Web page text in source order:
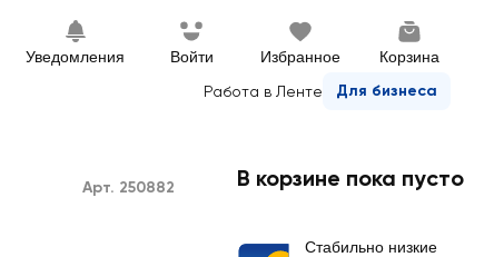
Уведомления Войти Избранное Корзина
Работа в Ленте Для бизнеса
Арт. 250882 В корзине пока пусто
Стабильно низкие